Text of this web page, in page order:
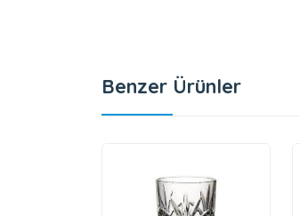
Benzer Ürünler